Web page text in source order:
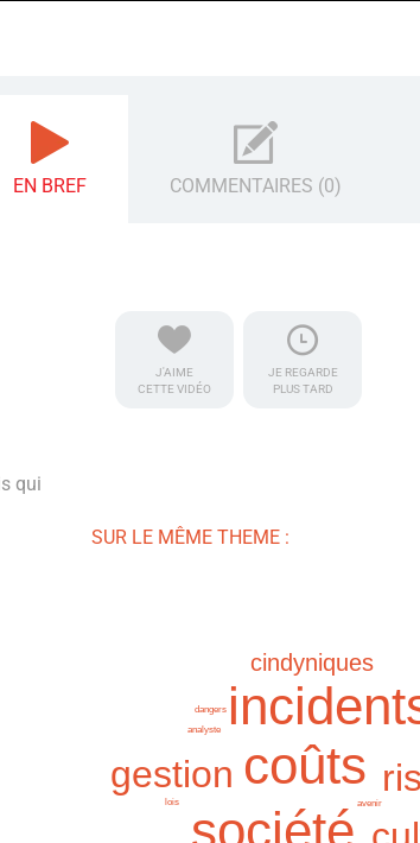
EN BREF COMMENTAIRES (0)
qui
J'AIME
CETTE VIDÉO
JE REGARDE
PLUS TARD
SUR LE MÊME THEME :
coûts
société
gestion
cindyniques
analyste
dangers
lois avenir